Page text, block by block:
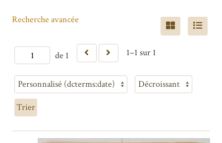
de 1 1–1 sur 1
Recherche avancée
Trier